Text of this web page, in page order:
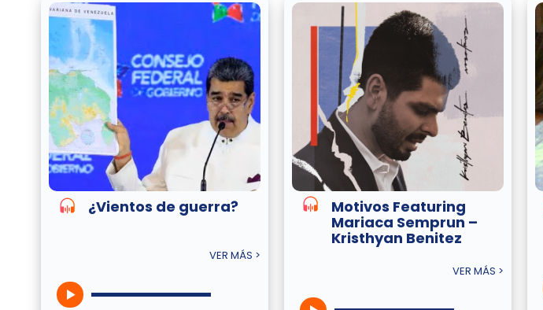
¿Vientos de guerra?
VER MÁS >
Motivos Featuring
Mariaca Semprun –
Kristhyan Benitez
VER MÁS >